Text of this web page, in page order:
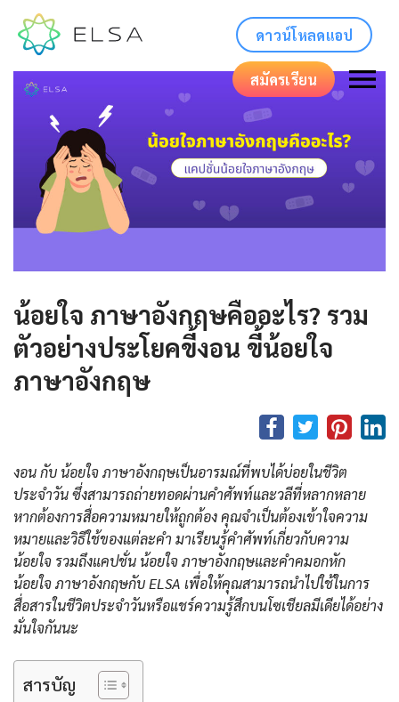
ดาวน์โหลดแอป
สมัครเรียน
น้อยใจ ภาษาอังกฤษคืออะไร? รวม
ตัวอย่างประโยคขี้งอน ขี้น้อยใจ
ภาษาอังกฤษ
งอน กับ น้อยใจ ภาษาอังกฤษเป็นอารมณ์ที่พบได้บ่อยในชีวิต
ประจำวัน ซึ่งสามารถถ่ายทอดผ่านคำศัพท์และวลีที่หลากหลาย
หากต้องการสื่อความหมายให้ถูกต้อง คุณจำเป็นต้องเข้าใจความ
หมายและวิธีใช้ของแต่ละคำ มาเรียนรู้คำศัพท์เกี่ยวกับความ
น้อยใจ รวมถึงแคปชั่น น้อยใจ ภาษาอังกฤษและคําคมอกหัก
น้อยใจ ภาษาอังกฤษกับ ELSA เพื่อให้คุณสามารถนำไปใช้ในการ
สื่อสารในชีวิตประจำวันหรือแชร์ความรู้สึกบนโซเชียลมีเดียได้อย่าง
มั่นใจกันนะ
สารบัญ